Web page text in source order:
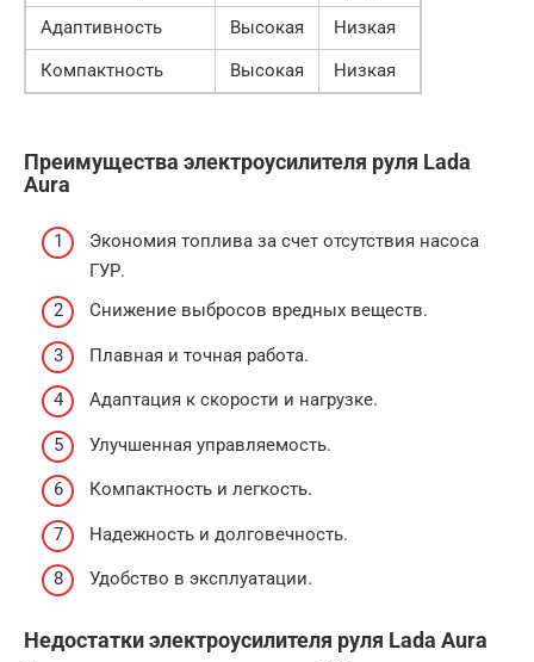
Адаптивность
Высокая
Низкая
Компактность
Высокая Низкая
Преимущества электроусилителя руля Lada
Aura
Экономия топлива за счет отсутствия насоса
ГУР.
Снижение выбросов вредных веществ.
Плавная и точная работа.
Адаптация к скорости и нагрузке.
Улучшенная управляемость.
Компактность и легкость.
Надежность и долговечность.
Удобство в эксплуатации.
Недостатки электроусилителя руля Lada Aura